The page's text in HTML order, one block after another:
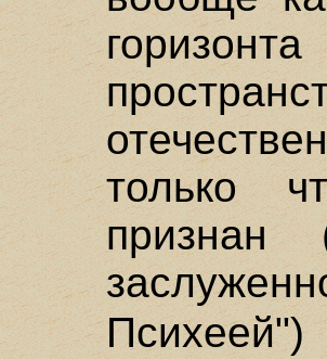
только
признан